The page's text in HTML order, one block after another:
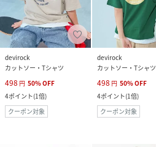
devirock
カットソー・Tシャツ
498 円 50%OFF
4ポイント(1倍)
クーポン対象
devirock
カットソー・Tシャツ
498 円 50%OFF
4ポイント(1倍)
クーポン対象